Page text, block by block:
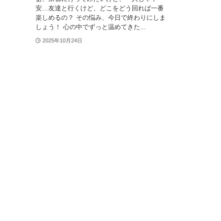
安…友達と行くけど、どこをどう回れば一番
楽しめるの？ その悩み、今日で終わりにしま
しょう！ 心の中でずっと温めてきた...
2025年10月24日